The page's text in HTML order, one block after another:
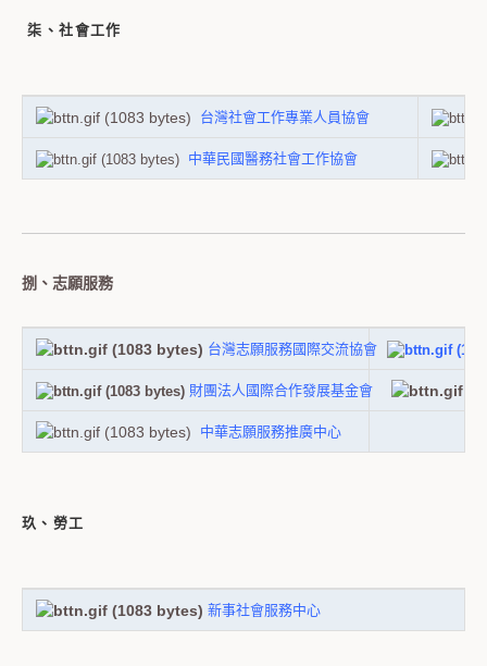
柒、社會工作
台灣社會工作專業人員協會
中華民國醫務社會工作協會
捌、志願服務
台灣志願服務國際交流協會
財團法人國際合作發展基金會
中華志願服務推廣中心
玖、勞工
新事社會服務中心